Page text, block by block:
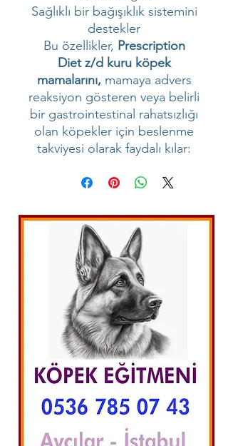
Sağlıklı bir bağışıklık sistemini
destekler
Bu özellikler, Prescription
Diet z/d kuru köpek
mamalarını, mamaya advers
reaksiyon gösteren veya belirli
bir gastrointestinal rahatsızlığı
olan köpekler için beslenme
takviyesi olarak faydalı kılar: